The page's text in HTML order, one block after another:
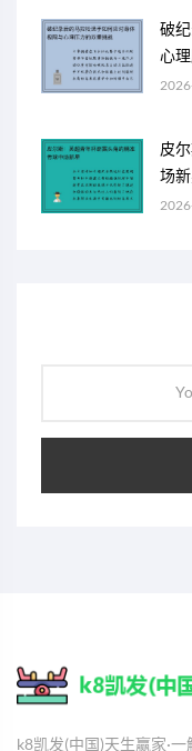
破
心
皮
场
k8凯发(中国)天生赢家·